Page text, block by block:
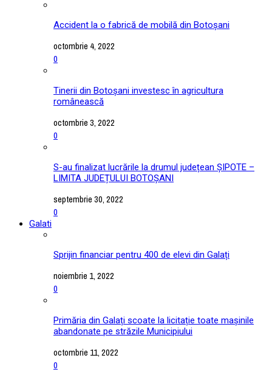
Accident la o fabrică de mobilă din Botoșani
octombrie 4, 2022
0
Tinerii din Botoșani investesc în agricultura
românească
octombrie 3, 2022
0
S-au finalizat lucrările la drumul județean ȘIPOTE –
LIMITA JUDEȚULUI BOTOȘANI
septembrie 30, 2022
0
Galati
Sprijin financiar pentru 400 de elevi din Galați
noiembrie 1, 2022
0
Primăria din Galați scoate la licitație toate mașinile
abandonate pe străzile Municipiului
octombrie 11, 2022
0